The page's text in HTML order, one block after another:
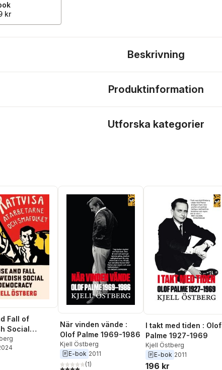
kr
Beskrivning
Produktinformation
Utforska kategorier
Fall of
Social
När vinden vände :
Olof Palme 1969-1986
Kjell Östberg
E-bok 2011
4,0utav 5 stjärnor. Totalt antal röster:
(1)
I takt med tiden : Olof
Palme 1927-1969
Kjell Östberg
E-bok 2011
196 kr